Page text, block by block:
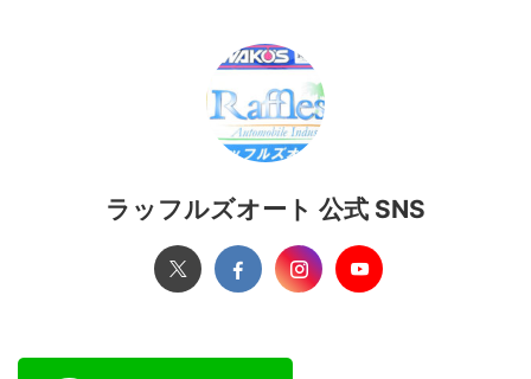
ラッフルズオート 公式 SNS